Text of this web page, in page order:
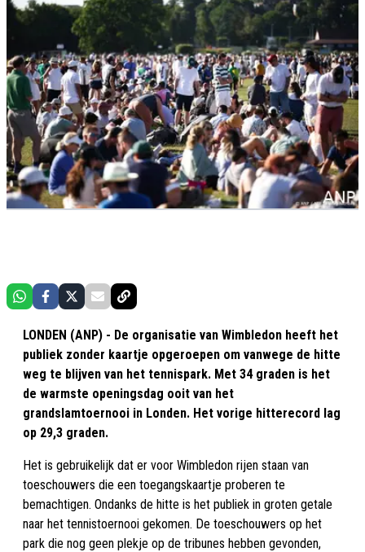
LONDEN (ANP) - De organisatie van Wimbledon heeft het
publiek zonder kaartje opgeroepen om vanwege de hitte
weg te blijven van het tennispark. Met 34 graden is het
de warmste openingsdag ooit van het
grandslamtoernooi in Londen. Het vorige hitterecord lag
op 29,3 graden.
Het is gebruikelijk dat er voor Wimbledon rijen staan van
toeschouwers die een toegangskaartje proberen te
bemachtigen. Ondanks de hitte is het publiek in groten getale
naar het tennistoernooi gekomen. De toeschouwers op het
park die nog geen plekje op de tribunes hebben gevonden,